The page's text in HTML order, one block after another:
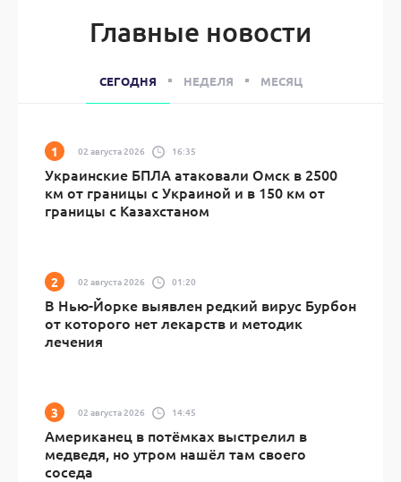
Главные новости
СЕГОДНЯ НЕДЕЛЯ МЕСЯЦ
02 августа 2026 16:35
Украинские БПЛА атаковали Омск в 2500
км от границы с Украиной и в 150 км от
границы с Казахстаном
02 августа 2026 01:20
В Нью-Йорке выявлен редкий вирус Бурбон
от которого нет лекарств и методик
лечения
02 августа 2026 14:45
Американец в потёмках выстрелил в
медведя, но утром нашёл там своего
соседа